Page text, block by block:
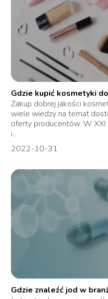
Gdzie kupić kosmetyki
Zakup dobrej jakości
wiele wiedzy na temat
oferty producentów. W
i...
2022-10-31
Gdzie znaleźć jod w